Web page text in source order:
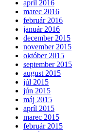
apríl 2016
marec 2016
február 2016
január 2016
december 2015
november 2015
október 2015
september 2015
august 2015
júl 2015
jún 2015
máj 2015
apríl 2015
marec 2015
február 2015